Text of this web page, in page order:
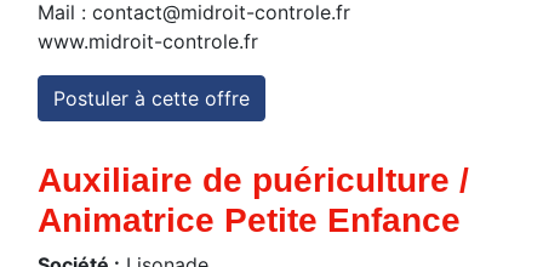
Mail : contact@midroit-controle.fr
www.midroit-controle.fr
Postuler à cette offre
Auxiliaire de puériculture /
Animatrice Petite Enfance